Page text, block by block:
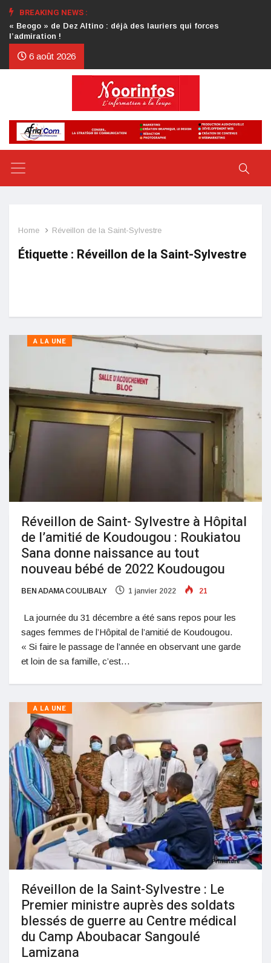
BREAKING NEWS :
Crise au CDP : l’authentification de la lettre du président
d’honneur toujours attendue
6 août 2026
Home Réveillon de la Saint-Sylvestre
Étiquette : Réveillon de la Saint-Sylvestre
A LA UNE
Réveillon de Saint- Sylvestre à Hôpital
de l’amitié de Koudougou : Roukiatou
Sana donne naissance au tout
nouveau bébé de 2022 Koudougou
BEN ADAMA COULIBALY 1 janvier 2022 21
La journée du 31 décembre a été sans repos pour les
sages femmes de l’Hôpital de l’amitié de Koudougou.
« Si faire le passage de l’année en observant une garde
et loin de sa famille, c’est…
A LA UNE
Réveillon de la Saint-Sylvestre : Le
Premier ministre auprès des soldats
blessés de guerre au Centre médical
du Camp Aboubacar Sangoulé
Lamizana